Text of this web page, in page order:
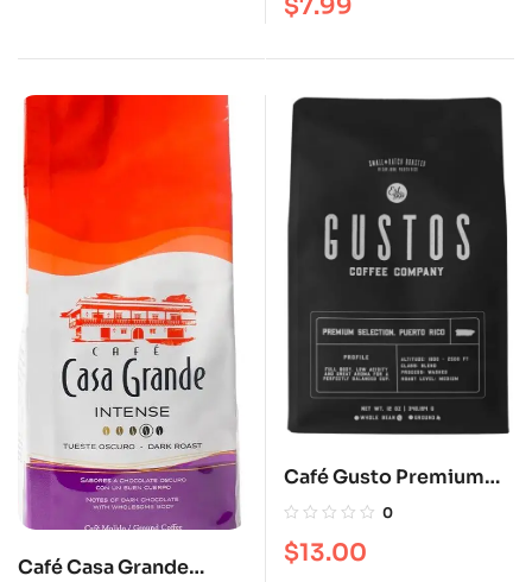
$7.99
Café Casa Grande
Café Gusto Premium
molido 12 oz
0
$13.00